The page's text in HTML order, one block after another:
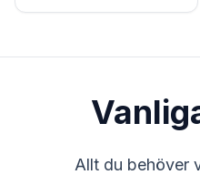
Allt du behöver